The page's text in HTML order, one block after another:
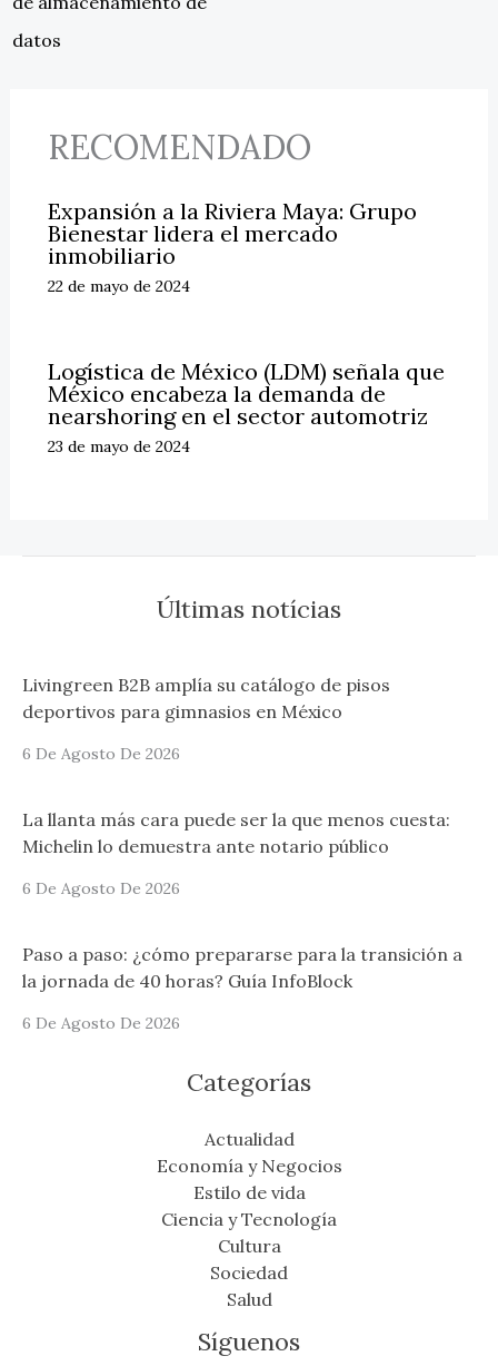
datos
RECOMENDADO
Expansión a la Riviera Maya: Grupo
Bienestar lidera el mercado
inmobiliario
22 de mayo de 2024
Logística de México (LDM) señala que
México encabeza la demanda de
nearshoring en el sector automotriz
23 de mayo de 2024
Últimas notícias
Livingreen B2B amplía su catálogo de pisos
deportivos para gimnasios en México
6 De Agosto De 2026
La llanta más cara puede ser la que menos cuesta:
Michelin lo demuestra ante notario público
6 De Agosto De 2026
Paso a paso: ¿cómo prepararse para la transición a
la jornada de 40 horas? Guía InfoBlock
6 De Agosto De 2026
Categorías
Actualidad
Economía y Negocios
Estilo de vida
Ciencia y Tecnología
Cultura
Sociedad
Salud
Síguenos